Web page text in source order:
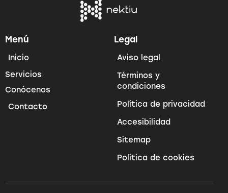
Menú
Inicio
Servicios
Conócenos
Contacto
Legal
Aviso legal
Términos y
condiciones
Política de privacidad
Accesibilidad
Sitemap
Política de cookies